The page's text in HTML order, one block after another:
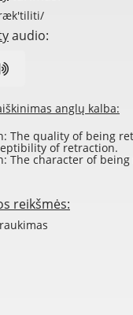
audio:
anglų kalba:
The quality of being
of retraction.
The character of
reikšmės: